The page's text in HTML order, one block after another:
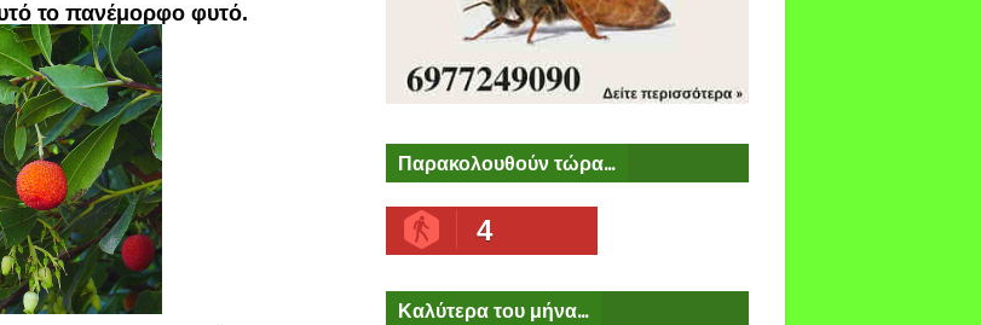
το πανέμορφο φυτό.
Παρακολουθούν τώρα...
4
Καλύτερα του μήνα...